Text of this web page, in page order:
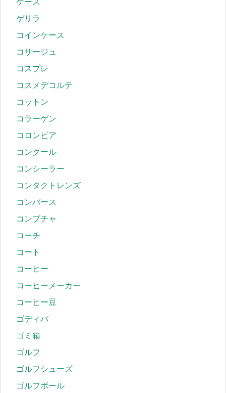
ゲリラ
コインケース
コサージュ
コスプレ
コスメデコルテ
コットン
コラーゲン
コロンビア
コンクール
コンシーラー
コンタクトレンズ
コンバース
コンブチャ
コーチ
コート
コーヒー
コーヒーメーカー
コーヒー豆
ゴディバ
ゴミ箱
ゴルフ
ゴルフシューズ
ゴルフボール